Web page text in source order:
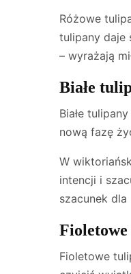
Różowe
tulipany daje
– wyrażają
Białe
Białe
nową fazę
W
intencji i
szacunek
Fioletowe